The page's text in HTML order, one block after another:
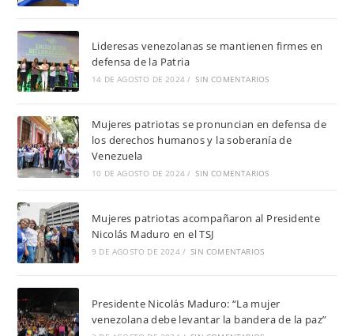
Lideresas venezolanas se mantienen firmes en
defensa de la Patria
14 DE AGOSTO DE 2024 / SIN COMENTARIOS
Mujeres patriotas se pronuncian en defensa de
los derechos humanos y la soberanía de
Venezuela
10 DE AGOSTO DE 2024 / SIN COMENTARIOS
Mujeres patriotas acompañaron al Presidente
Nicolás Maduro en el TSJ
9 DE AGOSTO DE 2024 / SIN COMENTARIOS
Presidente Nicolás Maduro: “La mujer
venezolana debe levantar la bandera de la paz”